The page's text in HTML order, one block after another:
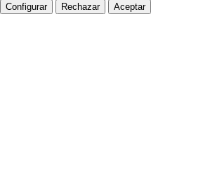
Configurar Rechazar Aceptar